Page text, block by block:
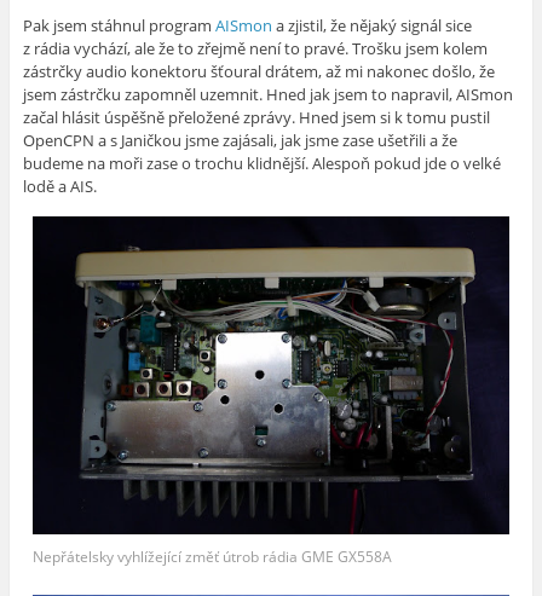
Pak jsem stáhnul program AISmon a zjistil, že nějaký signál sice
z rádia vychází, ale že to zřejmě není to pravé. Trošku jsem kolem
zástrčky audio konektoru šťoural drátem, až mi nakonec došlo, že
jsem zástrčku zapomněl uzemnit. Hned jak jsem to napravil, AISmon
začal hlásit úspěšně přeložené zprávy. Hned jsem si k tomu pustil
OpenCPN a s Janičkou jsme zajásali, jak jsme zase ušetřili a že
budeme na moři zase o trochu klidnější. Alespoň pokud jde o velké
lodě a AIS.
Nepřátelsky vyhlížející změť útrob rádia GME GX558A